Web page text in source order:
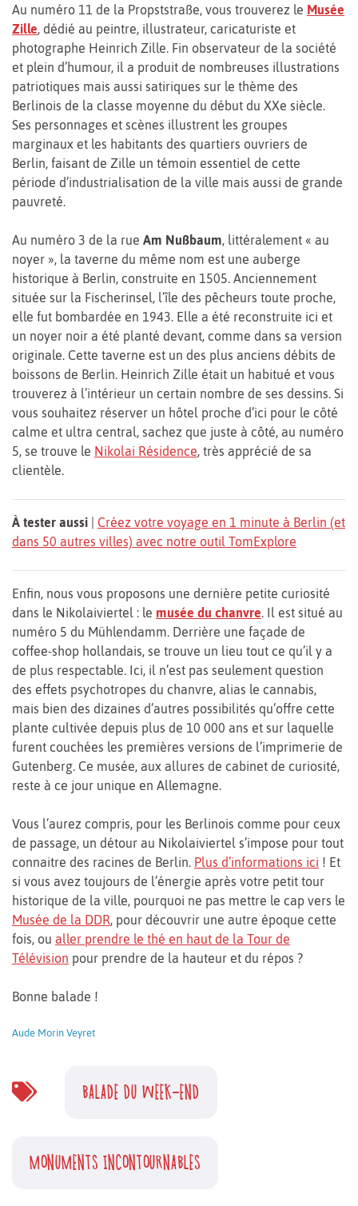
Au numéro 11 de la Propststraße, vous trouverez le Musée
Zille, dédié au peintre, illustrateur, caricaturiste et
photographe Heinrich Zille. Fin observateur de la société
et plein d’humour, il a produit de nombreuses illustrations
patriotiques mais aussi satiriques sur le thème des
Berlinois de la classe moyenne du début du XXe siècle.
Ses personnages et scènes illustrent les groupes
marginaux et les habitants des quartiers ouvriers de
Berlin, faisant de Zille un témoin essentiel de cette
période d’industrialisation de la ville mais aussi de grande
pauvreté.
Au numéro 3 de la rue Am Nußbaum, littéralement « au
noyer », la taverne du même nom est une auberge
historique à Berlin, construite en 1505. Anciennement
située sur la Fischerinsel, l’île des pêcheurs toute proche,
elle fut bombardée en 1943. Elle a été reconstruite ici et
un noyer noir a été planté devant, comme dans sa version
originale. Cette taverne est un des plus anciens débits de
boissons de Berlin. Heinrich Zille était un habitué et vous
trouverez à l’intérieur un certain nombre de ses dessins. Si
vous souhaitez réserver un hôtel proche d’ici pour le côté
calme et ultra central, sachez que juste à côté, au numéro
5, se trouve le Nikolai Résidence, très apprécié de sa
clientèle.
À tester aussi
Créez votre voyage en 1 minute à Berlin (et
dans 50 autres villes) avec notre outil TomExplore
Enfin, nous vous proposons une dernière petite curiosité
dans le Nikolaiviertel : le musée du chanvre. Il est situé au
numéro 5 du Mühlendamm. Derrière une façade de
coffee-shop hollandais, se trouve un lieu tout ce qu’il y a
de plus respectable. Ici, il n’est pas seulement question
des effets psychotropes du chanvre, alias le cannabis,
mais bien des dizaines d’autres possibilités qu’offre cette
plante cultivée depuis plus de 10 000 ans et sur laquelle
furent couchées les premières versions de l’imprimerie de
Gutenberg. Ce musée, aux allures de cabinet de curiosité,
reste à ce jour unique en Allemagne.
Vous l’aurez compris, pour les Berlinois comme pour ceux
de passage, un détour au Nikolaiviertel s’impose pour tout
connaitre des racines de Berlin. Plus d’informations ici ! Et
si vous avez toujours de l’énergie après votre petit tour
historique de la ville, pourquoi ne pas mettre le cap vers le
Musée de la DDR, pour découvrir une autre époque cette
fois, ou aller prendre le thé en haut de la Tour de
Télévision pour prendre de la hauteur et du répos ?
Bonne balade !
Aude Morin Veyret
BALADE DU WEEK-END
MONUMENTS INCONTOURNABLES